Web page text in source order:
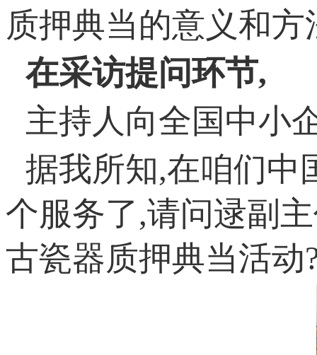
质押典当的意义和
在采访提问环节,
主持人向全国中小
据我所知,在咱们中
个服务了,请问逯副
古瓷器质押典当活动